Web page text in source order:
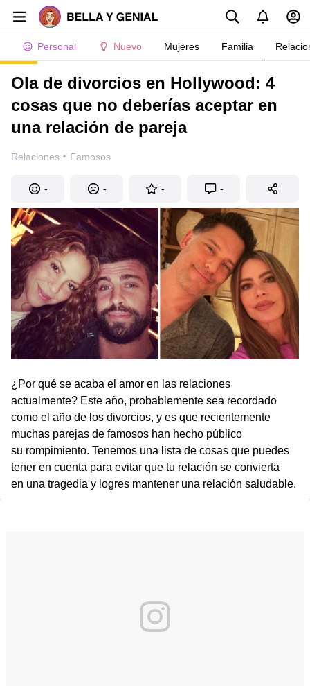
Personal Nuevo Mujeres Familia
Ola de divorcios en Hollywood: 4
cosas que no deberías aceptar en
una relación de pareja
Relaciones · Famosos
- - - -
¿Por qué se acaba el amor en las relaciones
actualmente? Este año, probablemente sea recordado
como el año de los divorcios, y es que recientemente
muchas parejas de famosos han hecho público
su rompimiento. Tenemos una lista de cosas que puedes
tener en cuenta para evitar que tu relación se convierta
en una tragedia y logres mantener una relación saludable.